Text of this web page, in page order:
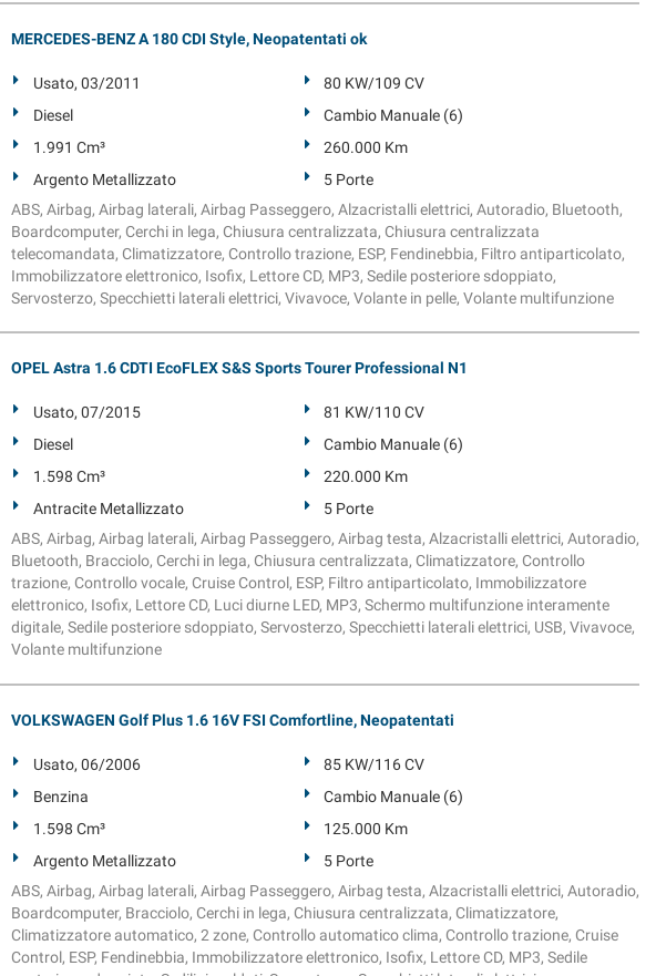
MERCEDES-BENZ A 180 CDI Style, Neopatentati ok
Usato, 03/2011
80 KW/109 CV
Diesel
Cambio Manuale (6)
1.991 Cm³
260.000 Km
Argento Metallizzato
5 Porte
ABS, Airbag, Airbag laterali, Airbag Passeggero, Alzacristalli elettrici, Autoradio, Bluetooth,
Boardcomputer, Cerchi in lega, Chiusura centralizzata, Chiusura centralizzata
telecomandata, Climatizzatore, Controllo trazione, ESP, Fendinebbia, Filtro antiparticolato,
Immobilizzatore elettronico, Isofix, Lettore CD, MP3, Sedile posteriore sdoppiato,
Servosterzo, Specchietti laterali elettrici, Vivavoce, Volante in pelle, Volante multifunzione
OPEL Astra 1.6 CDTI EcoFLEX S&S Sports Tourer Professional N1
Usato, 07/2015
81 KW/110 CV
Diesel
Cambio Manuale (6)
1.598 Cm³
220.000 Km
Antracite Metallizzato
5 Porte
ABS, Airbag, Airbag laterali, Airbag Passeggero, Airbag testa, Alzacristalli elettrici, Autoradio,
Bluetooth, Bracciolo, Cerchi in lega, Chiusura centralizzata, Climatizzatore, Controllo
trazione, Controllo vocale, Cruise Control, ESP, Filtro antiparticolato, Immobilizzatore
elettronico, Isofix, Lettore CD, Luci diurne LED, MP3, Schermo multifunzione interamente
digitale, Sedile posteriore sdoppiato, Servosterzo, Specchietti laterali elettrici, USB, Vivavoce,
Volante multifunzione
VOLKSWAGEN Golf Plus 1.6 16V FSI Comfortline, Neopatentati
Usato, 06/2006
85 KW/116 CV
Benzina
Cambio Manuale (6)
1.598 Cm³
125.000 Km
Argento Metallizzato
5 Porte
ABS, Airbag, Airbag laterali, Airbag Passeggero, Airbag testa, Alzacristalli elettrici, Autoradio,
Boardcomputer, Bracciolo, Cerchi in lega, Chiusura centralizzata, Climatizzatore,
Climatizzatore automatico, 2 zone, Controllo automatico clima, Controllo trazione, Cruise
Control, ESP, Fendinebbia, Immobilizzatore elettronico, Isofix, Lettore CD, MP3, Sedile